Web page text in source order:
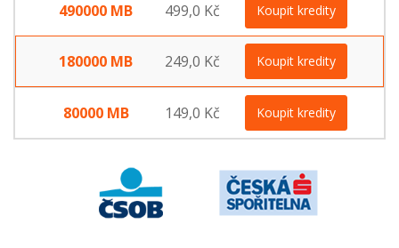
490000 MB 499,0 Kč Koupit kredity
180000 MB 249,0 Kč Koupit kredity
80000 MB 149,0 Kč Koupit kredity